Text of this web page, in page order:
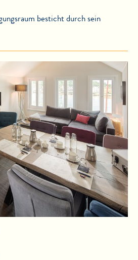
besticht durch sein